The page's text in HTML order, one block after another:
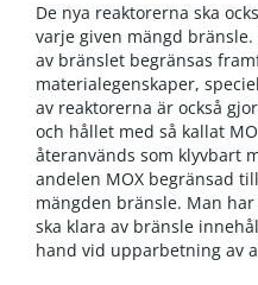
De nya reaktorerna ska
varje given mängd
av bränslet begränsas
materialegenskaper,
av reaktorerna är också
och hållet med så kallat
återanvänds som klyvbart
andelen MOX begränsad
mängden bränsle. Man
ska klara av bränsle
hand vid upparbetning av